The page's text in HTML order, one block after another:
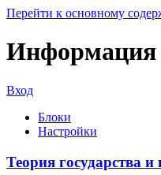
Перейти к основному
Информация
Вход
Блоки
Настройки
Теория государства